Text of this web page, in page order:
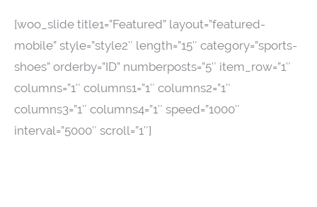
[woo_slide title1=”Featured” layout=”featured-
mobile” style=”style2″ length=”15″ category=”sports-
shoes” orderby=”ID” numberposts=”5″ item_row=”1″
columns=”1″ columns1=”1″ columns2=”1″
columns3=”1″ columns4=”1″ speed=”1000″
interval=”5000″ scroll=”1″]